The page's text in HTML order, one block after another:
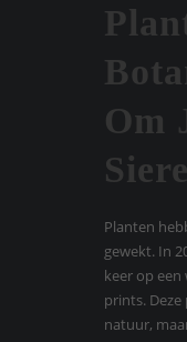
Om
Planten
gewekt. In
keer op
prints.
natuur,